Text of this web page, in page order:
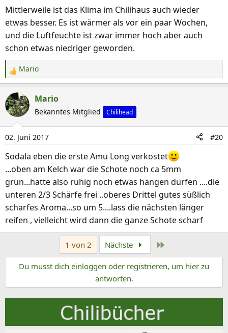
n
n
:
Mittlerweile ist das Klima im Chilihaus auch wieder
etwas besser. Es ist wärmer als vor ein paar Wochen,
und die Luftfeuchte ist zwar immer hoch aber auch
schon etwas niedriger geworden.
R
e
a
k
t
i
o
n
n
:
Mario
Mario
Bekanntes Mitglied Chilihead
02. Juni 2017 #20
Sodala eben die erste Amu Long verkostet
...oben am Kelch war die Schote noch ca 5mm
grün...hätte also ruhig noch etwas hängen dürfen ....die
unteren 2/3 Schärfe frei ..oberes Drittel gutes süßlich
scharfes Aroma...so um 5....lass die nächsten länger
reifen , vielleicht wird dann die ganze Schote scharf
1 von 2 Nächste
Du musst dich einloggen oder registrieren, um hier zu
antworten.